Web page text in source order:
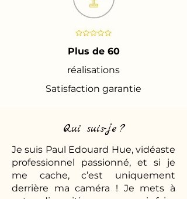
Plus de 60
réalisations
Satisfaction garantie
Qui suis-je ?
Je suis Paul Edouard Hue, vidéaste
professionnel passionné, et si je
me cache, c’est uniquement
derrière ma caméra ! Je mets à